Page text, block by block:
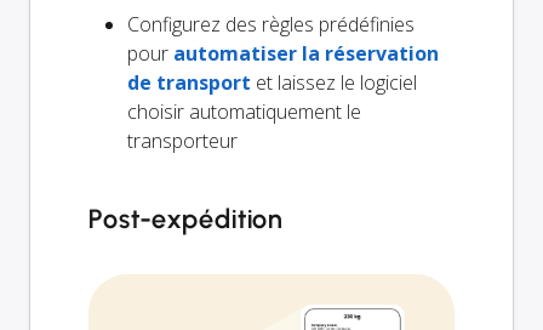
Configurez des règles prédéfinies
pour automatiser la réservation
de transport et laissez le logiciel
choisir automatiquement le
transporteur
Post-expédition